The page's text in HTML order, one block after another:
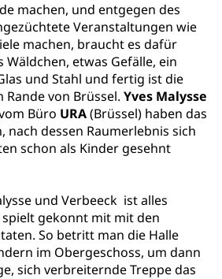
machen, und entgegen des
Veranstaltungen wie
machen, braucht es dafür
Wäldchen, etwas Gefälle, ein
und Stahl und fertig ist die
von Brüssel. Yves Malysse
Büro URA(Brüssel) haben das
nach dessen Raumerlebnis sich
schon als Kinder gesehnt
und Verbeeck ist alles
gekonnt mit mit den
So betritt man die Halle
im Obergeschoss, um dann
sich verbreiternde Treppe das